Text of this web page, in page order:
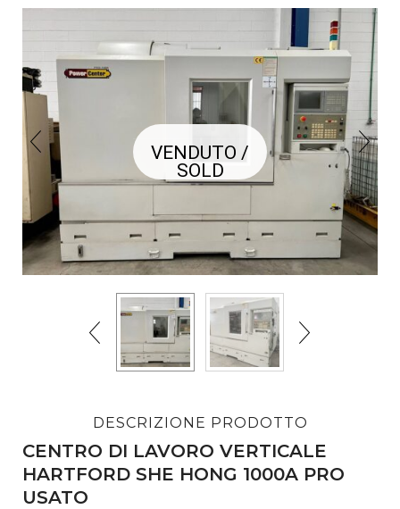
VENDUTO /
SOLD
DESCRIZIONE PRODOTTO
CENTRO DI LAVORO VERTICALE
HARTFORD SHE HONG 1000A PRO
USATO